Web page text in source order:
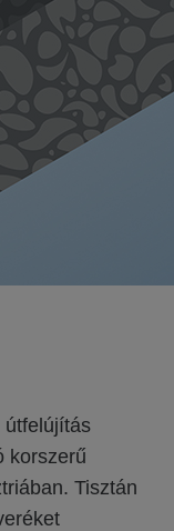
útfelújítás
korszerű
Tisztán